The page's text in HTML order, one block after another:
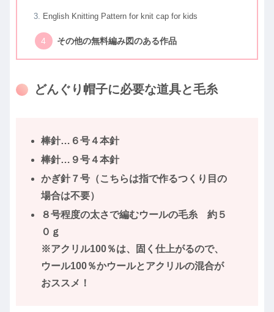
English Knitting Pattern for knit cap for kids
その他の無料編み図のある作品
どんぐり帽子に必要な道具と毛糸
棒針…６号４本針
棒針…９号４本針
かぎ針７号（こちらは指で作るつくり目の
場合は不要）
８号程度の太さで編むウールの毛糸 約５
０ｇ
※アクリル100％は、固く仕上がるので、
ウール100％かウールとアクリルの混合が
おススメ！